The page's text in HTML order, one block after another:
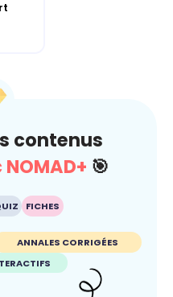
contenus
🎯
FICHES
ANNALES CORRIGÉES